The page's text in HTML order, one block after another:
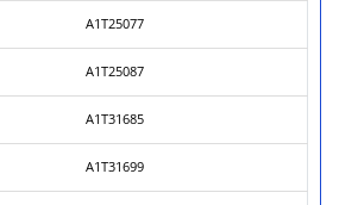
A1T25077
A1T25087
A1T31685
A1T31699